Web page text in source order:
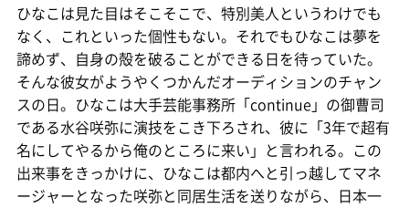
ひなこは見た目はそこそこで、特別美人というわけでも
なく、これといった個性もない。それでもひなこは夢を
諦めず、自身の殻を破ることができる日を待っていた。
そんな彼女がようやくつかんだオーディションのチャン
スの日。ひなこは大手芸能事務所「continue」の御曹司
である水谷咲弥に演技をこき下ろされ、彼に「3年で超有
名にしてやるから俺のところに来い」と言われる。この
出来事をきっかけに、ひなこは都内へと引っ越してマネ
ージャーとなった咲弥と同居生活を送りながら、日本一